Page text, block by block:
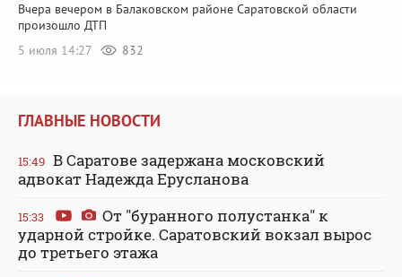
Вчера вечером в Балаковском районе Саратовской области
произошло ДТП
5 июля 14:27
832
ГЛАВНЫЕ НОВОСТИ
15:49 В Саратове задержана московский
адвокат Надежда Ерусланова
15:33
От "буранного полустанка" к
ударной стройке. Саратовский вокзал вырос
до третьего этажа